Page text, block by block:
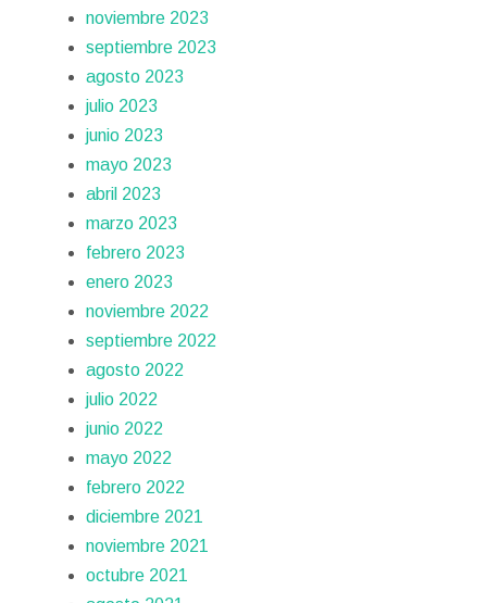
noviembre 2023
septiembre 2023
agosto 2023
julio 2023
junio 2023
mayo 2023
abril 2023
marzo 2023
febrero 2023
enero 2023
noviembre 2022
septiembre 2022
agosto 2022
julio 2022
junio 2022
mayo 2022
febrero 2022
diciembre 2021
noviembre 2021
octubre 2021